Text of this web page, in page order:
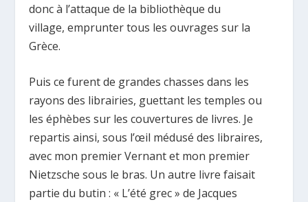
donc à l’attaque de la bibliothèque du
village, emprunter tous les ouvrages sur la
Grèce.
Puis ce furent de grandes chasses dans les
rayons des librairies, guettant les temples ou
les éphèbes sur les couvertures de livres. Je
repartis ainsi, sous l’œil médusé des libraires,
avec mon premier Vernant et mon premier
Nietzsche sous le bras. Un autre livre faisait
partie du butin : « L’été grec » de Jacques